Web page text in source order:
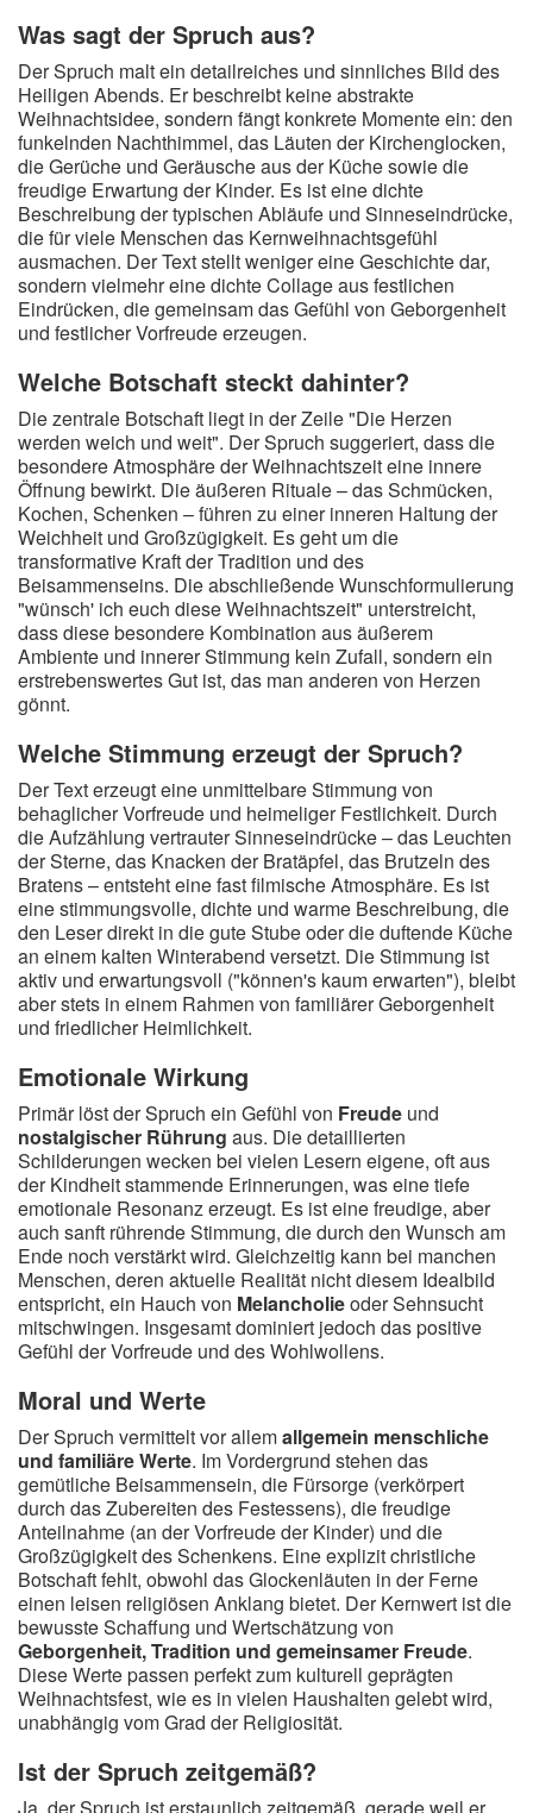
Was sagt der Spruch aus?
Der Spruch malt ein detailreiches und sinnliches Bild des
Heiligen Abends. Er beschreibt keine abstrakte
Weihnachtsidee, sondern fängt konkrete Momente ein: den
funkelnden Nachthimmel, das Läuten der Kirchenglocken,
die Gerüche und Geräusche aus der Küche sowie die
freudige Erwartung der Kinder. Es ist eine dichte
Beschreibung der typischen Abläufe und Sinneseindrücke,
die für viele Menschen das Kernweihnachtsgefühl
ausmachen. Der Text stellt weniger eine Geschichte dar,
sondern vielmehr eine dichte Collage aus festlichen
Eindrücken, die gemeinsam das Gefühl von Geborgenheit
und festlicher Vorfreude erzeugen.
Welche Botschaft steckt dahinter?
Die zentrale Botschaft liegt in der Zeile "Die Herzen
werden weich und weit". Der Spruch suggeriert, dass die
besondere Atmosphäre der Weihnachtszeit eine innere
Öffnung bewirkt. Die äußeren Rituale – das Schmücken,
Kochen, Schenken – führen zu einer inneren Haltung der
Weichheit und Großzügigkeit. Es geht um die
transformative Kraft der Tradition und des
Beisammenseins. Die abschließende Wunschformulierung
"wünsch' ich euch diese Weihnachtszeit" unterstreicht,
dass diese besondere Kombination aus äußerem
Ambiente und innerer Stimmung kein Zufall, sondern ein
erstrebenswertes Gut ist, das man anderen von Herzen
gönnt.
Welche Stimmung erzeugt der Spruch?
Der Text erzeugt eine unmittelbare Stimmung von
behaglicher Vorfreude und heimeliger Festlichkeit. Durch
die Aufzählung vertrauter Sinneseindrücke – das Leuchten
der Sterne, das Knacken der Bratäpfel, das Brutzeln des
Bratens – entsteht eine fast filmische Atmosphäre. Es ist
eine stimmungsvolle, dichte und warme Beschreibung, die
den Leser direkt in die gute Stube oder die duftende Küche
an einem kalten Winterabend versetzt. Die Stimmung ist
aktiv und erwartungsvoll ("können's kaum erwarten"), bleibt
aber stets in einem Rahmen von familiärer Geborgenheit
und friedlicher Heimlichkeit.
Emotionale Wirkung
Primär löst der Spruch ein Gefühl von Freude und
nostalgischer Rührung aus. Die detaillierten
Schilderungen wecken bei vielen Lesern eigene, oft aus
der Kindheit stammende Erinnerungen, was eine tiefe
emotionale Resonanz erzeugt. Es ist eine freudige, aber
auch sanft rührende Stimmung, die durch den Wunsch am
Ende noch verstärkt wird. Gleichzeitig kann bei manchen
Menschen, deren aktuelle Realität nicht diesem Idealbild
entspricht, ein Hauch von Melancholieoder Sehnsucht
mitschwingen. Insgesamt dominiert jedoch das positive
Gefühl der Vorfreude und des Wohlwollens.
Moral und Werte
Der Spruch vermittelt vor allemallgemein menschliche
und familiäre Werte. Im Vordergrund stehen das
gemütliche Beisammensein, die Fürsorge (verkörpert
durch das Zubereiten des Festessens), die freudige
Anteilnahme (an der Vorfreude der Kinder) und die
Großzügigkeit des Schenkens. Eine explizit christliche
Botschaft fehlt, obwohl das Glockenläuten in der Ferne
einen leisen religiösen Anklang bietet. Der Kernwert ist die
bewusste Schaffung und Wertschätzung von
Geborgenheit, Tradition und gemeinsamer Freude.
Diese Werte passen perfekt zum kulturell geprägten
Weihnachtsfest, wie es in vielen Haushalten gelebt wird,
unabhängig vom Grad der Religiosität.
Ist der Spruch zeitgemäß?